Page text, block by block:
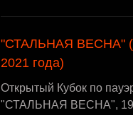
"СТАЛЬНАЯ ВЕСНА"
2021 года)
Открытый Кубок по
"СТАЛЬНАЯ ВЕСНА", 19